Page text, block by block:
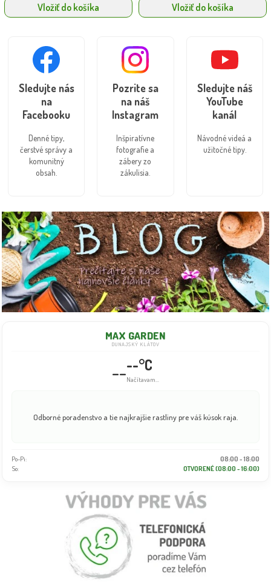
MAX GARDEN
DUNAJSKÝ KLÁTOV
----°C
Načítavam...
Odborné poradenstvo a tie najkrajšie rastliny pre váš kúsok raja.
Po-Pi:
08:00 - 18:00
So:
OTVORENÉ (08:00 - 16:00)
Vložiť do košíka Vložiť do košíka
Sledujte nás
na
Facebooku
Denné tipy,
čerstvé správy a
komunitný
obsah.
Pozrite sa
na náš
Instagram
Inšpiratívne
fotografie a
zábery zo
zákulisia.
Sledujte náš
YouTube
kanál
Návodné videá a
užitočné tipy.